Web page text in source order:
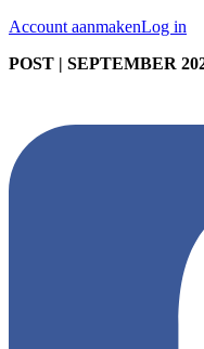
Account aanmakenLog in
POST | SEPTEMBER